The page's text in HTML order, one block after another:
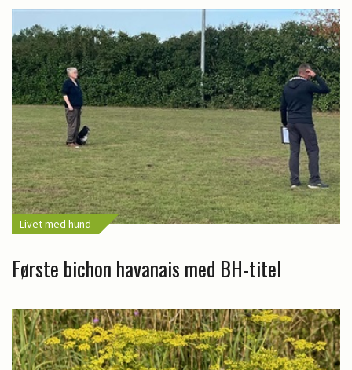
Livet med hund
Første bichon havanais med BH-titel